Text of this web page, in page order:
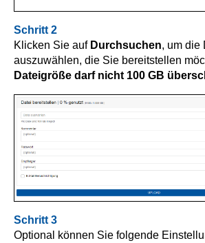
Schritt 2
Klicken Sie auf Durchsuchen, um die
auszuwählen, die Sie bereitstellen
Dateigröße darf nicht 100 GB
Schritt 3
Optional können Sie folgende